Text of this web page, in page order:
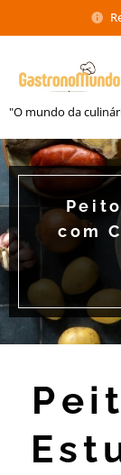
"O mundo da
com